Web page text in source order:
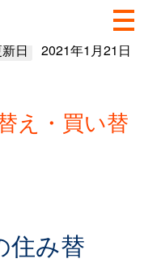
日 2021年1月21日
え・買い替
住み替